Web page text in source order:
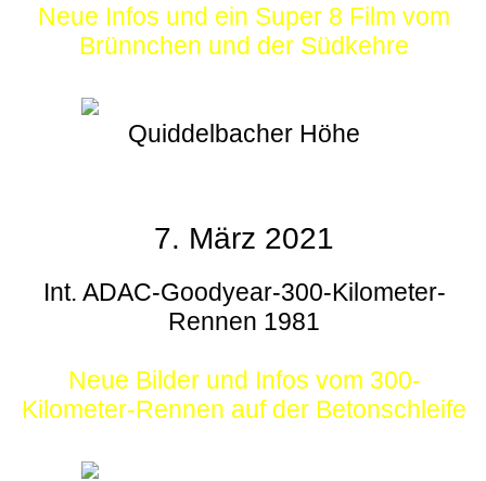
Neue Infos und ein Super 8 Film vom
Brünnchen und der Südkehre
Quiddelbacher Höhe
7. März 2021
Int. ADAC-Goodyear-300-Kilometer-
Rennen 1981
Neue Bilder und Infos vom 300-
Kilometer-Rennen auf der Betonschleife